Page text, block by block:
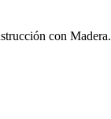
con Madera.